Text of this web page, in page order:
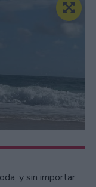
y sin importar